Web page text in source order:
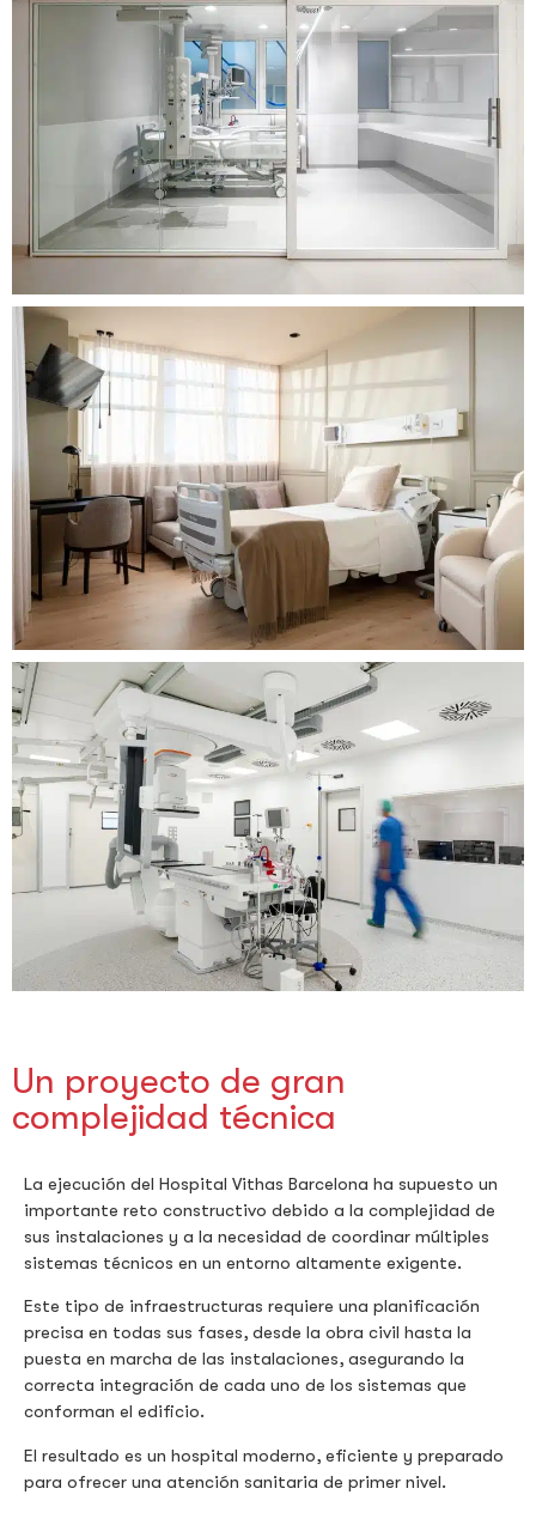
Un proyecto de gran
complejidad técnica
La ejecución del Hospital Vithas Barcelona ha supuesto un
importante reto constructivo debido a la complejidad de
sus instalaciones y a la necesidad de coordinar múltiples
sistemas técnicos en un entorno altamente exigente.
Este tipo de infraestructuras requiere una planificación
precisa en todas sus fases, desde la obra civil hasta la
puesta en marcha de las instalaciones, asegurando la
correcta integración de cada uno de los sistemas que
conforman el edificio.
El resultado es un hospital moderno, eficiente y preparado
para ofrecer una atención sanitaria de primer nivel.